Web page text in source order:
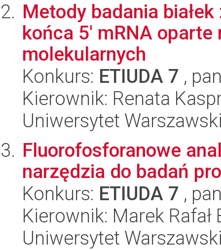
Metody badania
końca 5' mRNA
molekularnych
Konkurs: ETIUDA 7 ,
Kierownik: Renata
Uniwersytet
Fluorofosforanowe
narzędzia do badań
Konkurs: ETIUDA 7 ,
Kierownik: Marek Rafał
Uniwersytet